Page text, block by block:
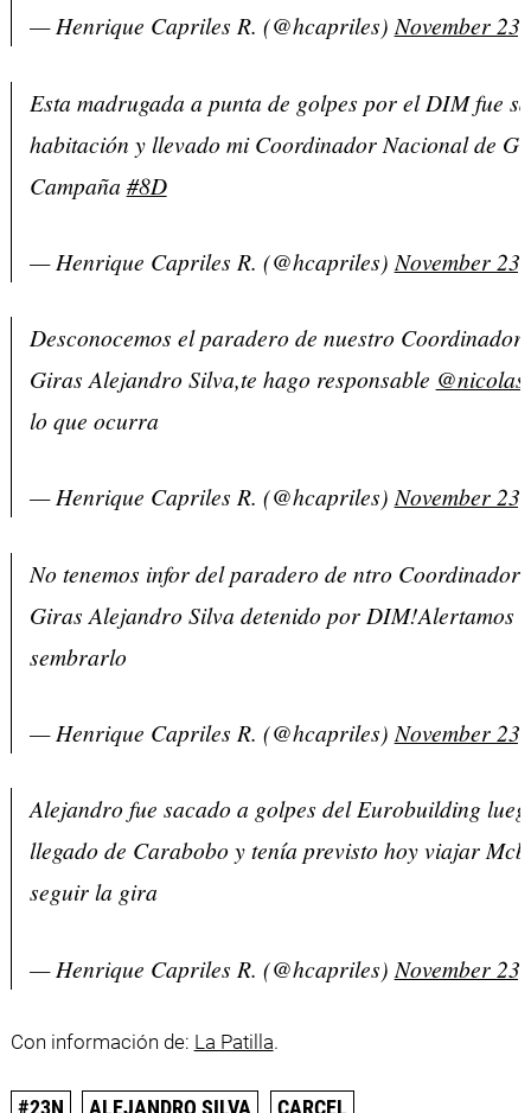
— Henrique Capriles R. (@hcapriles) November
Esta madrugada a punta de golpes por el DIM fue
habitación y llevado mi Coordinador Nacional de
Campaña #8D
— Henrique Capriles R. (@hcapriles) November
Desconocemos el paradero de nuestro
Giras Alejandro Silva,te hago responsable
lo que ocurra
— Henrique Capriles R. (@hcapriles)November
No tenemos infor del paradero de ntro Coordinador
Giras Alejandro Silva detenido por DIM!Alertamos
sembrarlo
— Henrique Capriles R. (@hcapriles) November
Alejandro fue sacado a golpes del Eurobuilding
llegado de Carabobo y tenía previsto hoy viajar
seguir la gira
— Henrique Capriles R. (@hcapriles) November
Con información de: La Patilla.
#23N ALEJANDRO SILVA CARCEL